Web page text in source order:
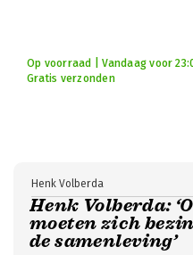
Op voorraad | Vandaag voor
Gratis verzonden
Henk Volberda:
moeten zich
de samenleving’
Henk Volberda